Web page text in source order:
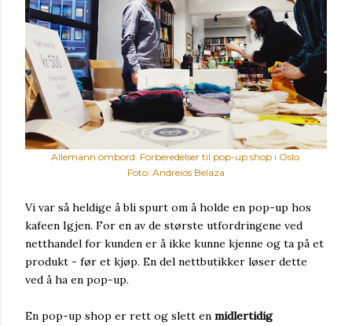
Allemann ombord. Forberedelser til pop-up shop i Oslo.
Foto: Andreios Belaza
Vi var så heldige å bli spurt om å holde en pop-up hos
kafeen Igjen. For en av de største utfordringene ved
netthandel for kunden er å ikke kunne kjenne og ta på et
produkt - før et kjøp. En del nettbutikker løser dette
ved å ha en pop-up.
En pop-up shop er rett og slett en midlertidig